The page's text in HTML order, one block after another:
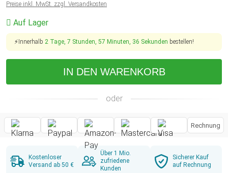
Preise inkl. MwSt. zzgl. Versandkosten
Auf Lager
⚡Innerhalb 2 Tage, 7 Stunden, 57 Minuten, 36 Sekunden bestellen!
IN DEN WARENKORB
oder
Rechnung
Kostenloser
Versand ab 50 €
Über 1 Mio.
zufriedene
Kunden
Sicherer Kauf
auf Rechnung